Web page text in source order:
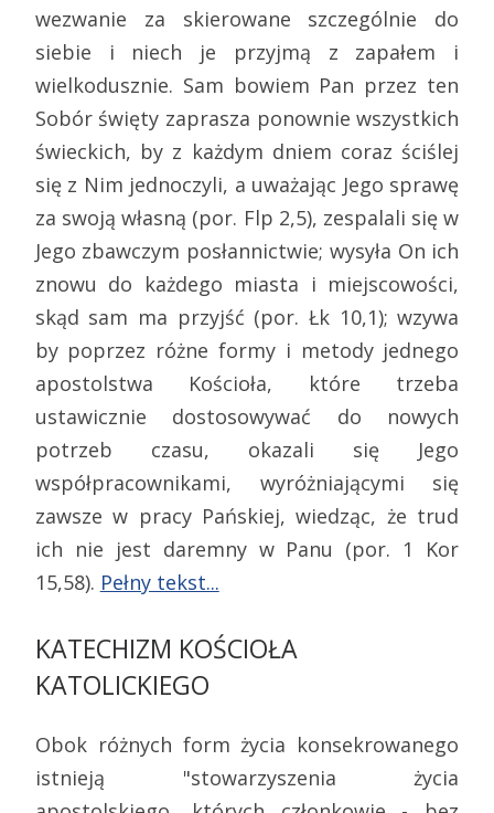
wezwanie za skierowane szczególnie do
siebie i niech je przyjmą z zapałem i
wielkodusznie. Sam bowiem Pan przez ten
Sobór święty zaprasza ponownie wszystkich
świeckich, by z każdym dniem coraz ściślej
się z Nim jednoczyli, a uważając Jego sprawę
za swoją własną (por. Flp 2,5), zespalali się w
Jego zbawczym posłannictwie; wysyła On ich
znowu do każdego miasta i miejscowości,
skąd sam ma przyjść (por. Łk 10,1); wzywa
by poprzez różne formy i metody jednego
apostolstwa Kościoła, które trzeba
ustawicznie dostosowywać do nowych
potrzeb czasu, okazali się Jego
współpracownikami, wyróżniającymi się
zawsze w pracy Pańskiej, wiedząc, że trud
ich nie jest daremny w Panu (por. 1 Kor
15,58). Pełny tekst...
KATECHIZM KOŚCIOŁA
KATOLICKIEGO
Obok różnych form życia konsekrowanego
istnieją "stowarzyszenia życia